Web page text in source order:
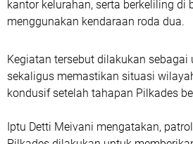
kantor kelurahan, serta berkeliling di
menggunakan kendaraan roda dua.
Kegiatan tersebut dilakukan
sekaligus memastikan situasi
kondusif setelah tahapan Pilkades
Iptu Detti Meivani mengatakan,